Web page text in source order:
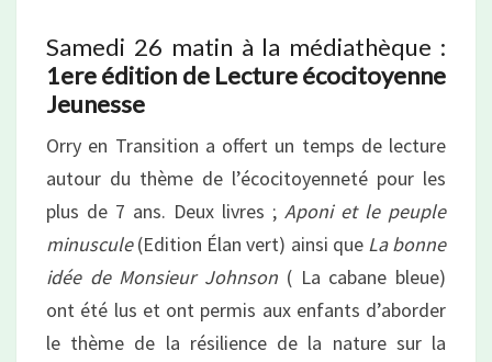
Samedi 26 matin à la médiathèque :
1ere édition de Lecture écocitoyenne
Jeunesse
Orry en Transition a offert un temps de lecture
autour du thème de l’écocitoyenneté pour les
plus de 7 ans. Deux livres ; Aponi et le peuple
minuscule(Edition Élan vert) ainsi que La bonne
idée de Monsieur Johnson ( La cabane bleue)
ont été lus et ont permis aux enfants d’aborder
le thème de la résilience de la nature sur la